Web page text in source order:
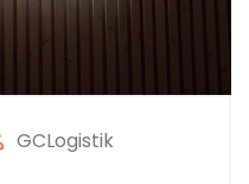
GCLogistik